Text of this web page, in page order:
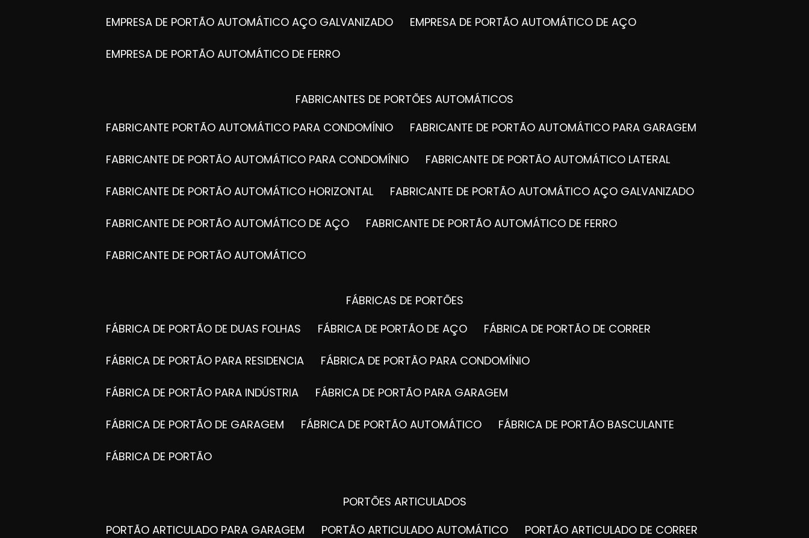
EMPRESA DE PORTÃO AUTOMÁTICO AÇO GALVANIZADO EMPRESA DE PORTÃO AUTOMÁTICO DE AÇO
EMPRESA DE PORTÃO AUTOMÁTICO DE FERRO
FABRICANTES DE PORTÕES AUTOMÁTICOS
FABRICANTE PORTÃO AUTOMÁTICO PARA CONDOMÍNIO
FABRICANTE DE PORTÃO AUTOMÁTICO PARA GARAGEM
FABRICANTE DE PORTÃO AUTOMÁTICO PARA CONDOMÍNIO FABRICANTE DE PORTÃO AUTOMÁTICO LATERAL
FABRICANTE DE PORTÃO AUTOMÁTICO HORIZONTAL FABRICANTE DE PORTÃO AUTOMÁTICO AÇO GALVANIZADO
FABRICANTE DE PORTÃO AUTOMÁTICO DE AÇO FABRICANTE DE PORTÃO AUTOMÁTICO DE FERRO
FABRICANTE DE PORTÃO AUTOMÁTICO
FÁBRICAS DE PORTÕES
FÁBRICA DE PORTÃO DE DUAS FOLHAS
FÁBRICA DE PORTÃO DE AÇO FÁBRICA DE PORTÃO DE CORRER
FÁBRICA DE PORTÃO PARA RESIDENCIA FÁBRICA DE PORTÃO PARA CONDOMÍNIO
FÁBRICA DE PORTÃO PARA INDÚSTRIA FÁBRICA DE PORTÃO PARA GARAGEM
FÁBRICA DE PORTÃO DE GARAGEM FÁBRICA DE PORTÃO AUTOMÁTICO FÁBRICA DE PORTÃO BASCULANTE
FÁBRICA DE PORTÃO
PORTÕES ARTICULADOS
PORTÃO ARTICULADO PARA GARAGEM
PORTÃO ARTICULADO AUTOMÁTICO PORTÃO ARTICULADO DE CORRER